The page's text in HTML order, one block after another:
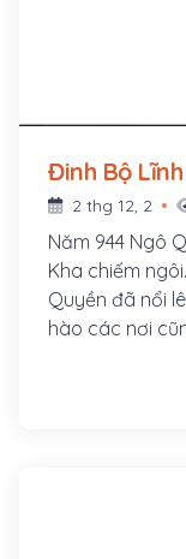
Đinh Bộ
2 thg 12, 2
Năm 944 Ngô
Kha chiếm
Quyền đã nổi
hào các nơi
phương.